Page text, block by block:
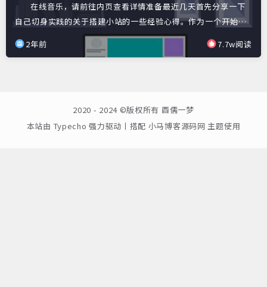
在线音乐，请前往内页查看详情准备最近几天首先分享一下
自己切身实践的关于搭建小站的一些经验心得。作为一个开始
吧。
2年前 7.7w阅读
2020 - 2024 ©版权所有 酉儒一梦
本站由 Typecho强力驱动丨搭配 小马博客源码网主题使用